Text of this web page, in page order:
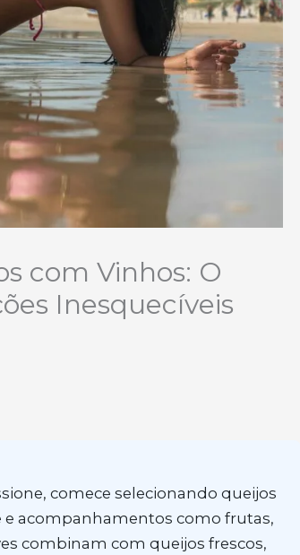
com Vinhos: O
Inesquecíveis
comece selecionando queijos
e acompanhamentos como frutas,
combinam com queijos frescos,